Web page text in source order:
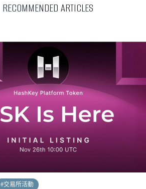
RECOMMENDED ARTICLES
#交易所活動